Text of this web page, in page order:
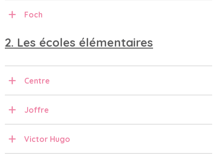
Foch
2. Les écoles élémentaires
Centre
Joffre
Victor Hugo